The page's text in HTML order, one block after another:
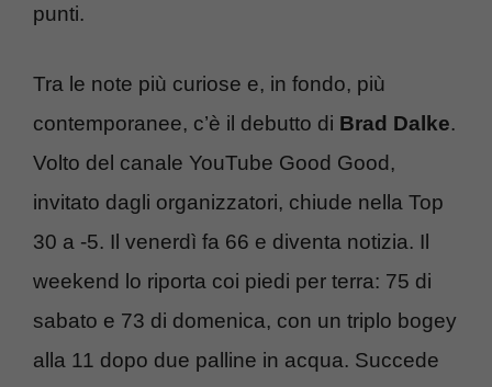
punti.
Tra le note più curiose e, in fondo, più
contemporanee, c’è il debutto di Brad Dalke.
Volto del canale YouTube Good Good,
invitato dagli organizzatori, chiude nella Top
30 a -5. Il venerdì fa 66 e diventa notizia. Il
weekend lo riporta coi piedi per terra: 75 di
sabato e 73 di domenica, con un triplo bogey
alla 11 dopo due palline in acqua. Succede